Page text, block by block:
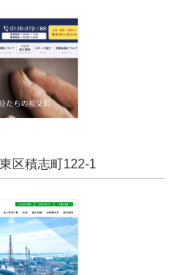
区積志町122-1